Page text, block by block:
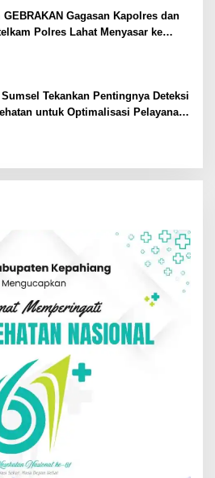
GEBRAKAN Gagasan Kapolres dan
Polres Lahat Menyasar ke
Tekankan Pentingnya Deteksi
untuk Optimalisasi Pelayanan